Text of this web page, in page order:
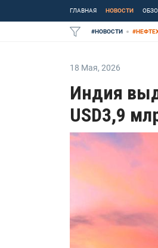
ГЛАВНАЯ НОВОСТИ
#НОВОСТИ #
18 Мая, 2026
Индия
USD3,9